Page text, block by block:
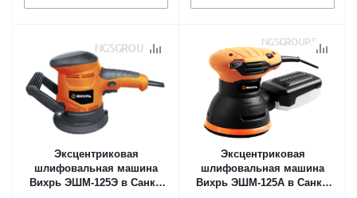
Эксцентриковая
шлифовальная машина
Вихрь ЭШМ-125Э в Санкт-
Эксцентриковая
шлифовальная машина
Вихрь ЭШМ-125А в Санкт-